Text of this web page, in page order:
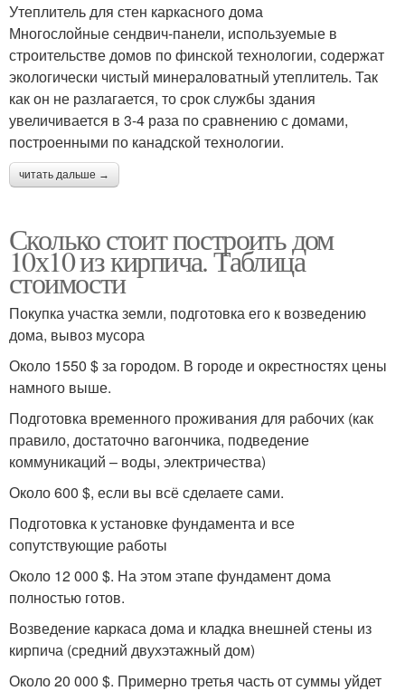
Утеплитель для стен каркасного дома
Многослойные сендвич-панели, используемые в
строительстве домов по финской технологии, содержат
экологически чистый минераловатный утеплитель. Так
как он не разлагается, то срок службы здания
увеличивается в 3-4 раза по сравнению с домами,
построенными по канадской технологии.
читать дальше →
Сколько стоит построить дом
10х10 из кирпича. Таблица
стоимости
Покупка участка земли, подготовка его к возведению
дома, вывоз мусора
Около 1550 $ за городом. В городе и окрестностях цены
намного выше.
Подготовка временного проживания для рабочих (как
правило, достаточно вагончика, подведение
коммуникаций – воды, электричества)
Около 600 $, если вы всё сделаете сами.
Подготовка к установке фундамента и все
сопутствующие работы
Около 12 000 $. На этом этапе фундамент дома
полностью готов.
Возведение каркаса дома и кладка внешней стены из
кирпича (средний двухэтажный дом)
Около 20 000 $. Примерно третья часть от суммы уйдет